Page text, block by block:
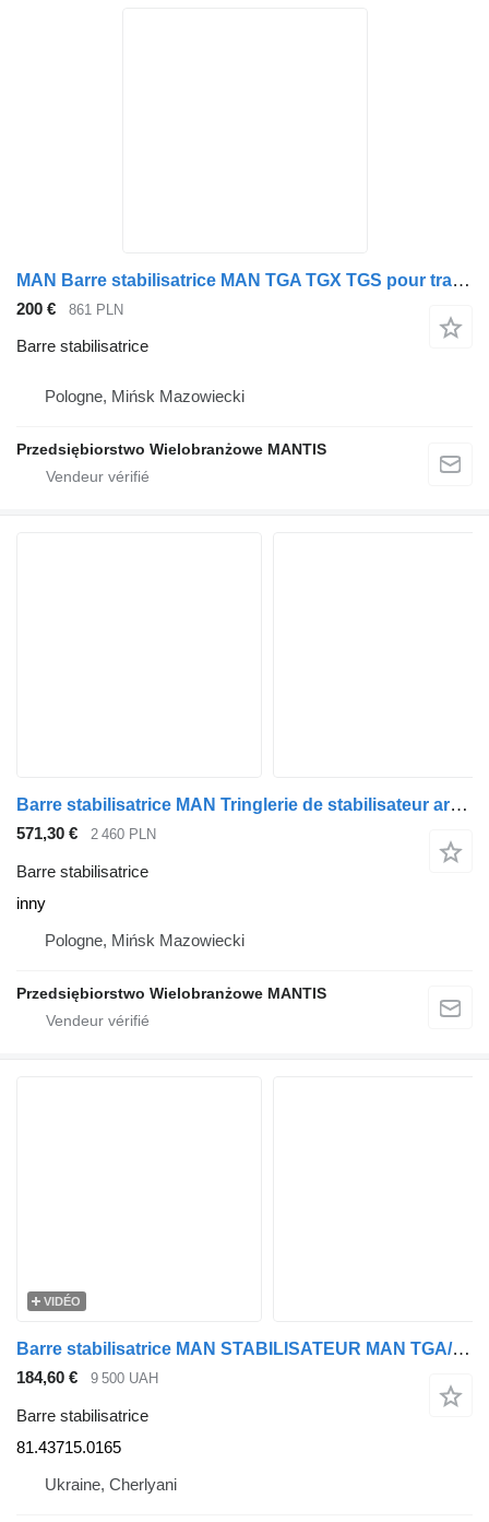
MAN Barre stabilisatrice MAN TGA TGX TGS pour tracteur routier
200 € 861 PLN
Barre stabilisatrice
Pologne, Mińsk Mazowiecki
Przedsiębiorstwo Wielobranżowe MANTIS
Barre stabilisatrice MAN Tringlerie de stabilisateur arrière TGX TGA TGS inny pour tracteur routier
571,30 € 2 460 PLN
Barre stabilisatrice
inny
Pologne, Mińsk Mazowiecki
Przedsiębiorstwo Wielobranżowe MANTIS
VIDÉO
Barre stabilisatrice MAN STABILISATEUR MAN TGA/TGS/TGM/TGX Ø36MM L-1121MM TRANSMISSION 814371501 81.43715.0165 pour tracteur routier MAN TGM, TGA, TGS, TGX
184,60 € 9 500 UAH
Barre stabilisatrice
81.43715.0165
Ukraine, Cherlyani